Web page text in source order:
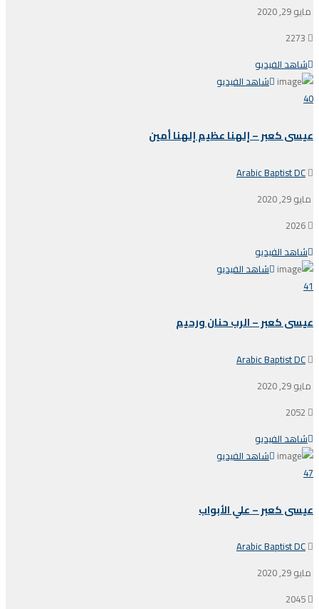
مايو 29, 2020
2273
شاهد الفيديو
شاهد الفيديو
40
عيسى كعبر – إلهنا عظيم إلهنا أمين
Arabic Baptist DC
مايو 29, 2020
2026
شاهد الفيديو
شاهد الفيديو
41
عيسى كعبر – الرب حنان ورحيم
Arabic Baptist DC
مايو 29, 2020
2052
شاهد الفيديو
شاهد الفيديو
47
عيسى كعبر – علي الأبواب
Arabic Baptist DC
مايو 29, 2020
2045